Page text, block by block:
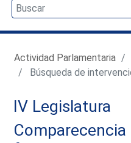
Actividad Parlamentaria
Búsqueda de
IV Legislatura